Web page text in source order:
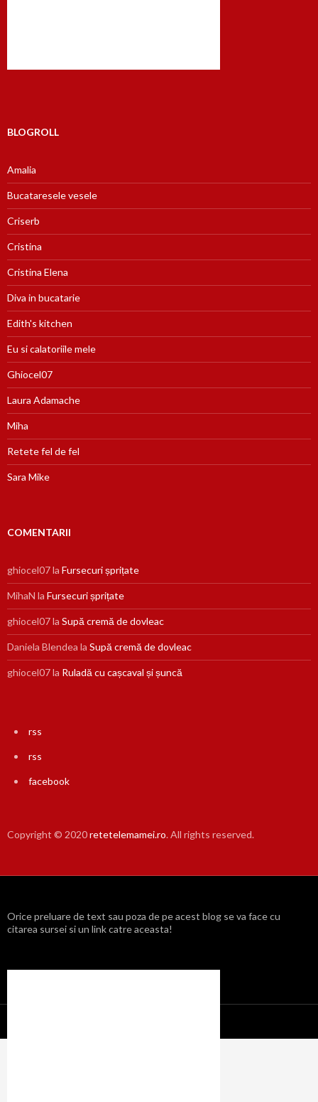
BLOGROLL
Amalia
Bucataresele vesele
Criserb
Cristina
Cristina Elena
Diva in bucatarie
Edith's kitchen
Eu si calatoriile mele
Ghiocel07
Laura Adamache
Miha
Retete fel de fel
Sara Mike
COMENTARII
ghiocel07la Fursecuri șprițate
MihaN la Fursecuri șprițate
ghiocel07la Supă cremă de dovleac
Daniela Blendea la Supă cremă de dovleac
ghiocel07la Ruladă cu cașcaval și șuncă
rss
rss
facebook
Copyright © 2020retetelemamei.ro. All rights reserved.
Orice preluare de text sau poza de pe acest blog se va face cu
citarea sursei si un link catre aceasta!